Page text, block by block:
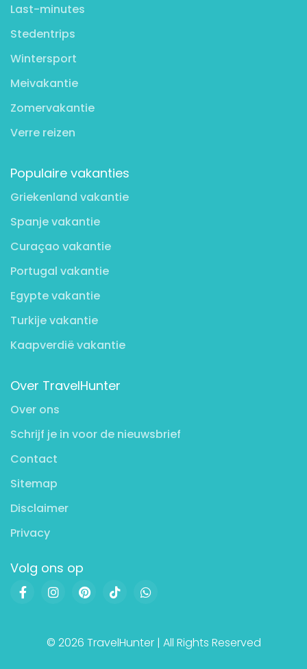
Last-minutes
Stedentrips
Wintersport
Meivakantie
Zomervakantie
Verre reizen
Populaire vakanties
Griekenland vakantie
Spanje vakantie
Curaçao vakantie
Portugal vakantie
Egypte vakantie
Turkije vakantie
Kaapverdië vakantie
Over TravelHunter
Over ons
Schrijf je in voor de nieuwsbrief
Contact
Sitemap
Disclaimer
Privacy
Volg ons op
© 2026 TravelHunter | All Rights Reserved